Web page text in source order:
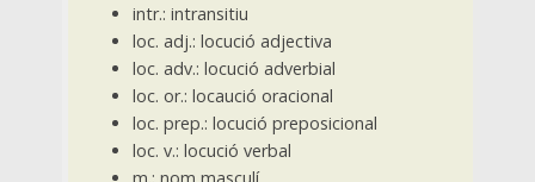
intr.: intransitiu
loc. adj.: locució adjectiva
loc. adv.: locució adverbial
loc. or.: locaució oracional
loc. prep.: locució preposicional
loc. v.: locució verbal